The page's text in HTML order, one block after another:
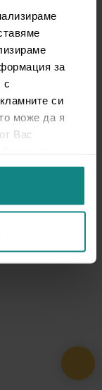
за
с
си
може да я
Вас
им.